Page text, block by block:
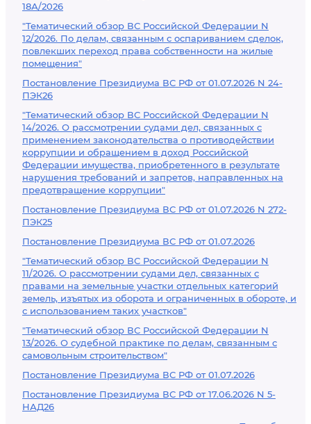
18А/2026
"Тематический обзор ВС Российской Федерации N
12/2026. По делам, связанным с оспариванием сделок,
повлекших переход права собственности на жилые
помещения"
Постановление Президиума ВС РФ от 01.07.2026 N 24-
ПЭК26
"Тематический обзор ВС Российской Федерации N
14/2026. О рассмотрении судами дел, связанных с
применением законодательства о противодействии
коррупции и обращением в доход Российской
Федерации имущества, приобретенного в результате
нарушения требований и запретов, направленных на
предотвращение коррупции"
Постановление Президиума ВС РФ от 01.07.2026 N 272-
ПЭК25
Постановление Президиума ВС РФ от 01.07.2026
"Тематический обзор ВС Российской Федерации N
11/2026. О рассмотрении судами дел, связанных с
правами на земельные участки отдельных категорий
земель, изъятых из оборота и ограниченных в обороте, и
с использованием таких участков"
"Тематический обзор ВС Российской Федерации N
13/2026. О судебной практике по делам, связанным с
самовольным строительством"
Постановление Президиума ВС РФ от 01.07.2026
Постановление Президиума ВС РФ от 17.06.2026 N 5-
НАД26